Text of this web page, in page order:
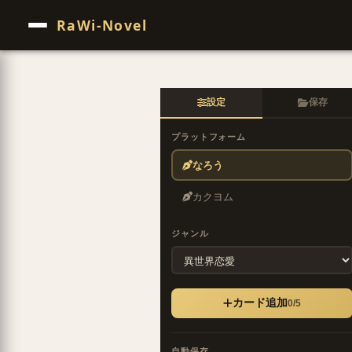
RaWi-Novel
設定 保存
プラットフォーム
なろう
カクヨム
ジャンル
カード追加0/5